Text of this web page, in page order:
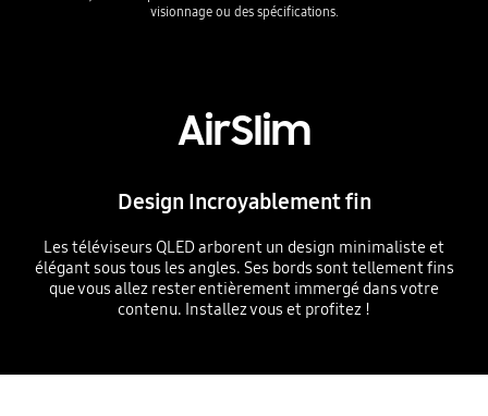
AirSlim
Design Incroyablement fin
Les téléviseurs QLED arborent un design minimaliste et
élégant sous tous les angles. Ses bords sont tellement fins
que vous allez rester entièrement immergé dans votre
contenu. Installez vous et profitez !